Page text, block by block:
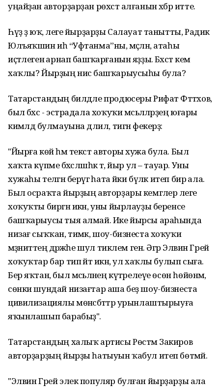
уңайҙан авторҙарҙан рөхсәт алғанын хәбәр итте.
Һүҙ ҙә юҡ, әлеге йырҙарҙы Салауат танытты, Радик
Юлъяҡшин иһә “Уфтанма”ны, мәҫәлән, атаһы
иҫтәлегенә арнап башҡарғанын яҙҙы. Бәхәстә кем
хаҡлы? Йырҙың нисә башҡарыусыһы була?
Татарстандың билдәле продюсеры Рифат Фәттәхов,
был бәхәс - эстрадала хоҡуҡи мәсьәләләрҙең юғары
кимәлдә булмауына дәлил, тигән фекерҙә:
"Йырға көй һәм текст авторы хужа була. Был
хаҡта күпме бәхәсләшһәк тә, йыр ул – тауар. Уны
хужаһы теләгән берәүгә һата йәки бүләк итеп бирә ала.
Был осраҡта йырҙың авторҙары кемгәлер әлеге
хоҡуҡты биргән икән, уны йырлауҙы беренсе
башҡарыусы тыя алмай. Ике йырсы араһында
низағ сыҡҡан, тимәк, шоу-бизнеста хоҡуҡи
мәҙәниәттең дәрәжәһе шул тиклем генә. Әгәр Элвин Грей
хоҡуҡтар бар тип әйтә икән, ул хаҡлы булып сыға.
Бер яҡтан, был мәсьәләнең күтәрелеүе өсөн һөйөнәм,
сөнки шундай низағтар аша беҙ шоу-бизнеста
цивилизациялы мөнәсәбәттәр урынлаштырыуға
яҡынлашып барабыҙ".
Татарстандың халыҡ артисы Рөстәм Закиров
авторҙарҙың йырҙы һатыуын ҡабул итеп бөтмәй.
"Элвин Грей элек популяр булған йырҙарҙы ала